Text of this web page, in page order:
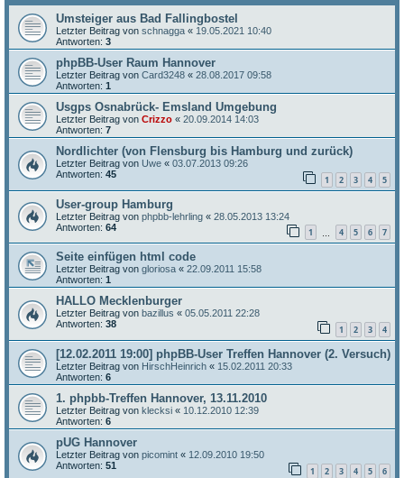
Umsteiger aus Bad Fallingbostel
Letzter Beitrag von schnagga « 19.05.2021 10:40
Antworten: 3
phpBB-User Raum Hannover
Letzter Beitrag von Card3248 « 28.08.2017 09:58
Antworten: 1
Usgps Osnabrück- Emsland Umgebung
Letzter Beitrag von Crizzo « 20.09.2014 14:03
Antworten: 7
Nordlichter (von Flensburg bis Hamburg und zurück)
Letzter Beitrag von Uwe « 03.07.2013 09:26
Antworten: 45 1 2 3 4 5
User-group Hamburg
Letzter Beitrag von phpbb-lehrling « 28.05.2013 13:24
Antworten: 64 1 4 5 6 7
Seite einfügen html code
Letzter Beitrag von gloriosa « 22.09.2011 15:58
Antworten: 1
HALLO Mecklenburger
Letzter Beitrag von bazillus « 05.05.2011 22:28
Antworten: 38 1 2 3 4
[12.02.2011 19:00] phpBB-User Treffen Hannover (2. Versuch)
Letzter Beitrag von HirschHeinrich « 15.02.2011 20:33
Antworten: 6
1. phpbb-Treffen Hannover, 13.11.2010
Letzter Beitrag von klecksi « 10.12.2010 12:39
Antworten: 6
pUG Hannover
Letzter Beitrag von picomint « 12.09.2010 19:50
Antworten: 51 1 2 3 4 5 6